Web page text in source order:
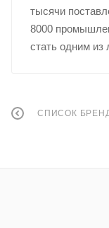
тысячи
8000
стать одним из
СПИСОК